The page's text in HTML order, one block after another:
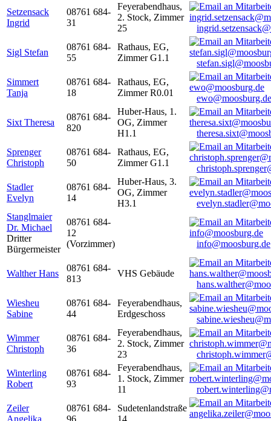
Setzensack
Ingrid
08761 684-
31
Feyerabendhaus,
2. Stock, Zimmer
25
Sigl Stefan
08761 684-
55
Rathaus, EG,
Zimmer G1.1
Simmert
Tanja
08761 684-
18
Rathaus, EG,
Zimmer R0.01
ewo@moosburg.de
Sixt Theresa
08761 684-
820
Huber-Haus, 1.
OG, Zimmer
H1.1
Sprenger
Christoph
08761 684-
50
Rathaus, EG,
Zimmer G1.1
Stadler
Evelyn
08761 684-
14
Huber-Haus, 3.
OG, Zimmer
H3.1
Stanglmaier
Dr. Michael
Dritter
Bürgermeister
08761 684-
12
(Vorzimmer)
info@moosburg.de
Walther Hans
08761 684-
813
VHS Gebäude
Wiesheu
Sabine
08761 684-
44
Feyerabendhaus,
Erdgeschoss
Wimmer
Christoph
08761 684-
36
Feyerabendhaus,
2. Stock, Zimmer
23
Winterling
Robert
08761 684-
93
Feyerabendhaus,
1. Stock, Zimmer
11
Zeiler
Angelika
08761 684-
96
Sudetenlandstraße
14